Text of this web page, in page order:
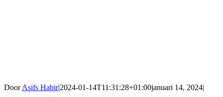
DoorAsifs Habir|2024-01-14T11:31:28+01:00januari 14, 2024|